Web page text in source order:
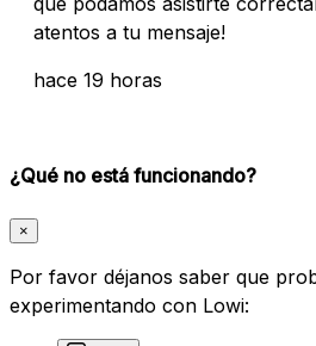
atentos a tu mensaje!
hace 19 horas
¿Qué no está funcionando?
×
Por favor déjanos saber que
experimentando con Lowi: